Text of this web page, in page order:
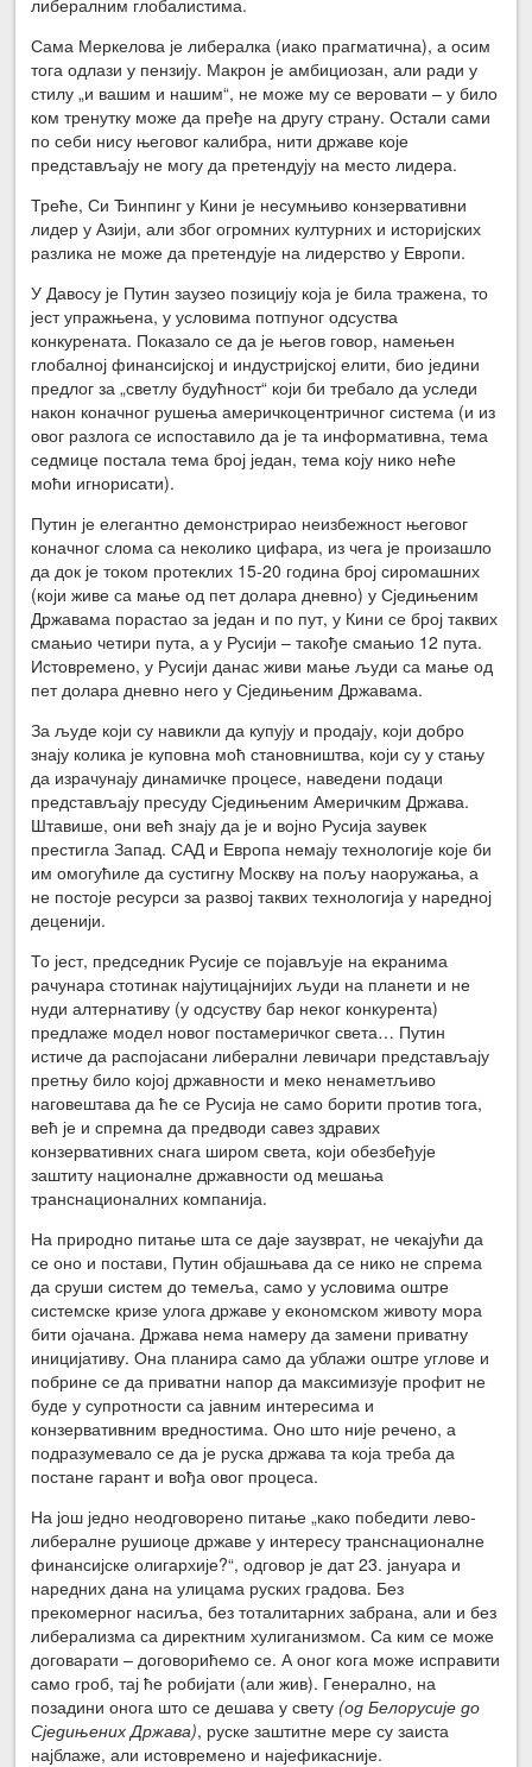
Сама Меркелова је либералка (иако прагматична), а осим
тога одлази у пензију. Макрон је амбициозан, али ради у
стилу „и вашим и нашим“, не може му се веровати – у било
ком тренутку може да пређе на другу страну. Остали сами
по себи нису његовог калибра, нити државе које
представљају не могу да претендују на место лидера.
Треће, Си Ђинпинг у Кини је несумњиво конзервативни
лидер у Азији, али због огромних културних и историјских
разлика не може да претендује на лидерство у Европи.
У Давосу је Путин заузео позицију која је била тражена, то
јест упражњена, у условима потпуног одсуства
конкурената. Показало се да је његов говор, намењен
глобалној финансијској и индустријској елити, био једини
предлог за „светлу будућност“ који би требало да уследи
након коначног рушења америчкоцентричног система (и из
овог разлога се испоставило да је та информативна, тема
седмице постала тема број један, тема коју нико неће
моћи игнорисати).
Путин је елегантно демонстрирао неизбежност његовог
коначног слома са неколико цифара, из чега је произашло
да док је током протеклих 15-20 година број сиромашних
(који живе са мање од пет долара дневно) у Сједињеним
Државама порастао за један и по пут, у Кини се број таквих
смањио четири пута, а у Русији – такође смањио 12 пута.
Истовремено, у Русији данас живи мање људи са мање од
пет долара дневно него у Сједињеним Државама.
За људе који су навикли да купују и продају, који добро
знају колика је куповна моћ становништва, који су у стању
да израчунају динамичке процесе, наведени подаци
представљају пресуду Сједињеним Америчким Држава.
Штавише, они већ знају да је и војно Русија заувек
престигла Запад. САД и Европа немају технологије које би
им омогућиле да сустигну Москву на пољу наоружања, а
не постоје ресурси за развој таквих технологија у наредној
деценији.
То јест, председник Русије се појављује на екранима
рачунара стотинак најутицајнијих људи на планети и не
нуди алтернативу (у одсуству бар неког конкурента)
предлаже модел новог постамеричког света… Путин
истиче да распојасани либерални левичари представљају
претњу било којој државности и меко ненаметљиво
наговештава да ће се Русија не само борити против тога,
већ је и спремна да предводи савез здравих
конзервативних снага широм света, који обезбеђује
заштиту националне државности од мешања
транснационалних компанија.
На природно питање шта се даје заузврат, не чекајући да
се оно и постави, Путин објашњава да се нико не спрема
да сруши систем до темеља, само у условима оштре
системске кризе улога државе у економском животу мора
бити ојачана. Држава нема намеру да замени приватну
иницијативу. Она планира само да ублажи оштре углове и
побрине се да приватни напор да максимизује профит не
буде у супротности са јавним интересима и
конзервативним вредностима. Оно што није речено, а
подразумевало се да је руска држава та која треба да
постане гарант и вођа овог процеса.
На још једно неодговорено питање „како победити лево-
либералне рушиоце државе у интересу транснационалне
финансијске олигархије?“, одговор је дат 23. јануара и
наредних дана на улицама руских градова. Без
прекомерног насиља, без тоталитарних забрана, али и без
либерализма са директним хулиганизмом. Са ким се може
договарати – договорићемо се. А оног кога може исправити
само гроб, тај ће робијати (али жив). Генерално, на
позадини онога што се дешава у свету (од Белорусије до
Сједињених Држава), руске заштитне мере су заиста
најблаже, али истовремено и најефикасније.